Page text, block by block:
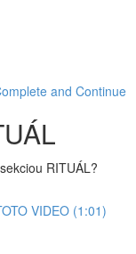
and Continue
RITUÁL?
VIDEO (1:01)